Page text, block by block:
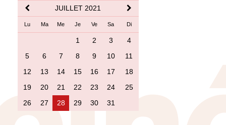
JUILLET 2021
Lu Ma Me Je Ve Sa Di
1 2 3
4
5
6 7 8 9 10
11
12
13 14 15 16 17
18
19
20 21 22 23 24
25
26
27 28 29 30 31